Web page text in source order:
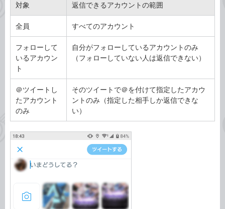
対象 返信できるアカウントの範囲
全員 すべてのアカウント
フォローして
いるアカウン
ト
自分がフォローしているアカウントのみ
（フォローしていない人は返信できない）
＠ツイートし
たアカウント
のみ
そのツイートで＠を付けて指定したアカウ
ントのみ（指定した相手しか返信できな
い）